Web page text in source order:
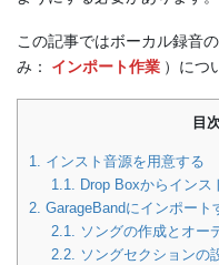
この記事ではボーカル録音
み：
インポート作業 ）につ
目
1. インスト音源を用意する
1.1. Drop Boxからインス
2. GarageBandにインポート
2.1. ソングの作成とオー
2.2. ソングセクションの